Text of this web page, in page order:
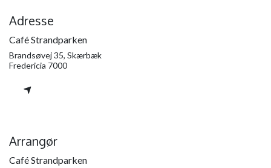
Adresse
Café Strandparken
Brandsøvej 35, Skærbæk
Fredericia 7000
Arrangør
Café Strandparken